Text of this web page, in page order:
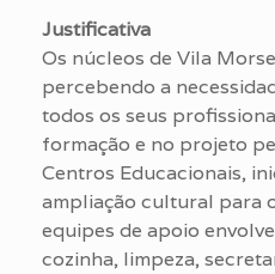
Justificativa
Os núcleos de Vila
percebendo a
todos os seus
formação e no projeto
Centros Educacionais,
ampliação cultural para
equipes de apoio
cozinha, limpeza,